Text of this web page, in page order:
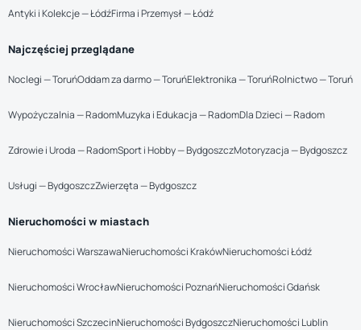
Antyki i Kolekcje — ŁódźFirma i Przemysł — Łódź
Najczęściej przeglądane
Noclegi — ToruńOddam za darmo — ToruńElektronika — ToruńRolnictwo — Toruń
Wypożyczalnia — RadomMuzyka i Edukacja — RadomDla Dzieci — Radom
Zdrowie i Uroda — RadomSport i Hobby — BydgoszczMotoryzacja — Bydgoszcz
Usługi — BydgoszczZwierzęta — Bydgoszcz
Nieruchomości w miastach
Nieruchomości WarszawaNieruchomości KrakówNieruchomości Łódź
Nieruchomości WrocławNieruchomości PoznańNieruchomości Gdańsk
Nieruchomości SzczecinNieruchomości BydgoszczNieruchomości Lublin